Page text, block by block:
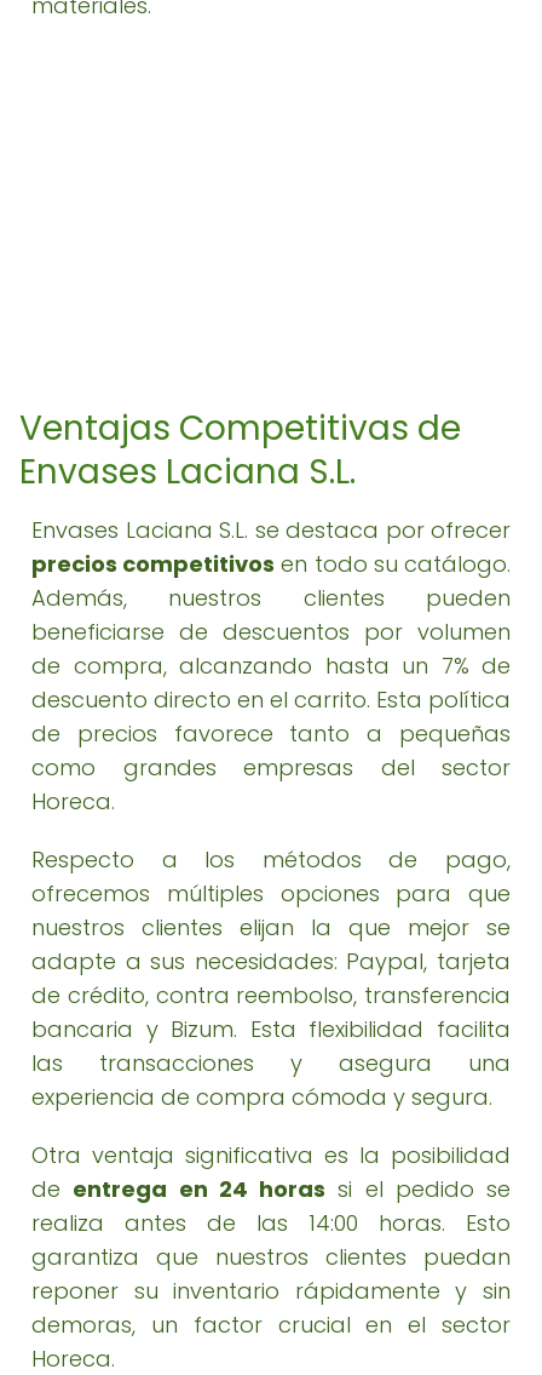
Ventajas Competitivas de
Envases Laciana S.L.
Envases Laciana S.L. se destaca por ofrecer
precios competitivos en todo su catálogo.
Además, nuestros clientes pueden
beneficiarse de descuentos por volumen
de compra, alcanzando hasta un 7% de
descuento directo en el carrito. Esta política
de precios favorece tanto a pequeñas
como grandes empresas del sector
Horeca.
Respecto a los métodos de pago,
ofrecemos múltiples opciones para que
nuestros clientes elijan la que mejor se
adapte a sus necesidades: Paypal, tarjeta
de crédito, contra reembolso, transferencia
bancaria y Bizum. Esta flexibilidad facilita
las transacciones y asegura una
experiencia de compra cómoda y segura.
Otra ventaja significativa es la posibilidad
de entrega en 24 horas si el pedido se
realiza antes de las 14:00 horas. Esto
garantiza que nuestros clientes puedan
reponer su inventario rápidamente y sin
demoras, un factor crucial en el sector
Horeca.